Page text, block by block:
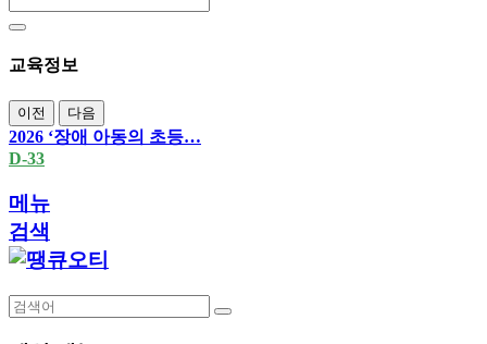
교육정보
이전 다음
2026 ‘장애 아동의 초등…
D-33
메뉴
검색